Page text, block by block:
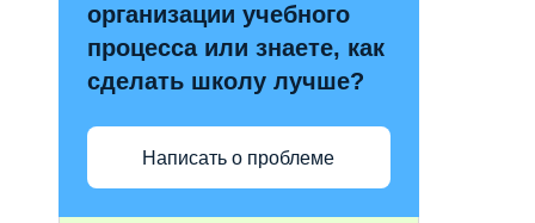
организации учебного
процесса или знаете, как
сделать школу лучше?
Написать о проблеме